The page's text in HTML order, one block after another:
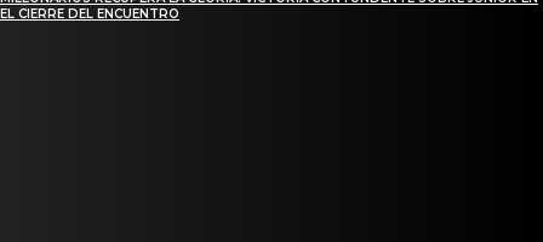
EL CIERRE DEL ENCUENTRO